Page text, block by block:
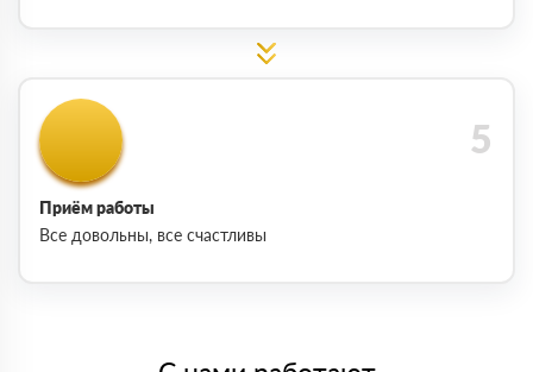
Приём работы
Все довольны, все счастливы